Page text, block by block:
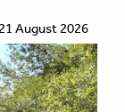
21 August 2026